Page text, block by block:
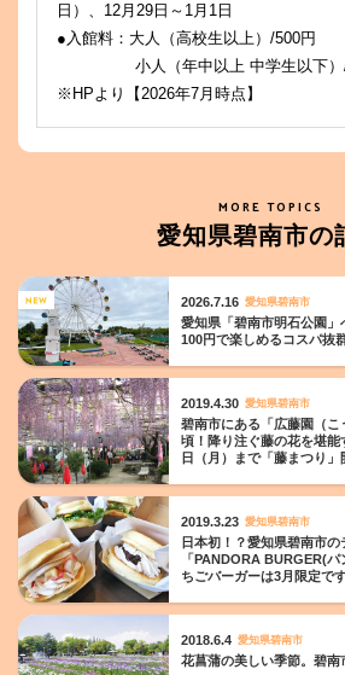
日）、12月29日～1月1日
●入館料：大人（高校生以上）/500円
小人（年中以上 中学生以下）/
※HPより【2026年7月時点】
MORE TOPICS
愛知県碧南市の
2026.7.16 愛知県碧南市
愛知県「碧南市明石公園」
100円で楽しめるコスパ抜
2019.4.30 愛知県碧南市
碧南市にある「広藤園（
頃！降り注ぐ藤の花を堪
日（月）まで「藤まつり」
2019.3.23 愛知県碧南市
日本初！？愛知県碧南市
「PANDORA BURGER(
ちごバーガーは3月限定で
2018.6.4 愛知県碧南市
花菖蒲の美しい季節。碧南